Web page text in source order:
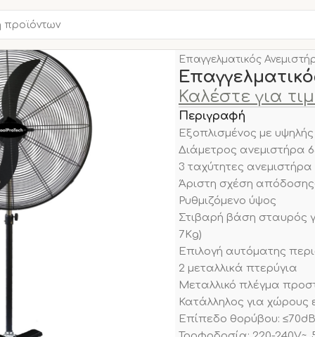
Επαγγελματικός
Καλέστε για
Περιγραφή
Εξοπλισμένος με
Διάμετρος ανεμιστήρα
3 ταχύτητες ανεμιστήρα
Άριστη σχέση
Ρυθμιζόμενο ύψος
Στιβαρή βάση σταυρός
7Κg)
Επιλογή αυτόματης
2 μεταλλικά πτερύγια
Μεταλλικό πλέγμα
Κατάλληλος για χώρους
Επίπεδο θορύβου: ≤70dB